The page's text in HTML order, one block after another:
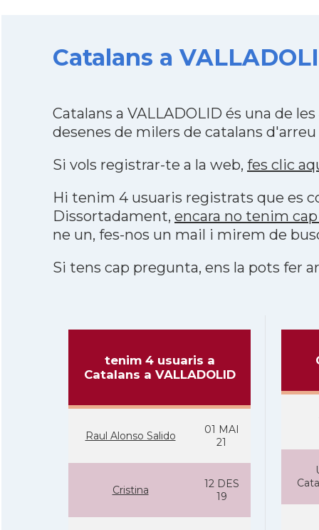
Catalans a
Catalans a VALLADOLID és una de
desenes de milers de catalans
Si vols registrar-te a la web, fes clic
Hi tenim 4 usuaris registrats que es
Dissortadament, encara no tenim
ne un, fes-nos un mail i mirem de
Si tens cap pregunta, ens la pots fer
tenim 4 usuaris a
Catalans a VALLADOLID
Raul Alonso Salido
01 MAI
21
Cristina
12 DES
19